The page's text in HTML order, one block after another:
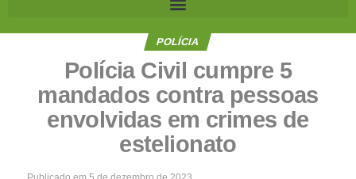
POLÍCIA
Polícia Civil cumpre 5
mandados contra pessoas
envolvidas em crimes de
estelionato